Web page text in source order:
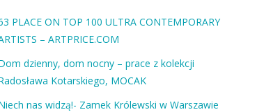
PLACE ON TOP 100 ULTRA CONTEMPORARY
– ARTPRICE.COM
dzienny, dom nocny – prace z kolekcji
Kotarskiego, MOCAK
nas widzą!- Zamek Królewski w Warszawie